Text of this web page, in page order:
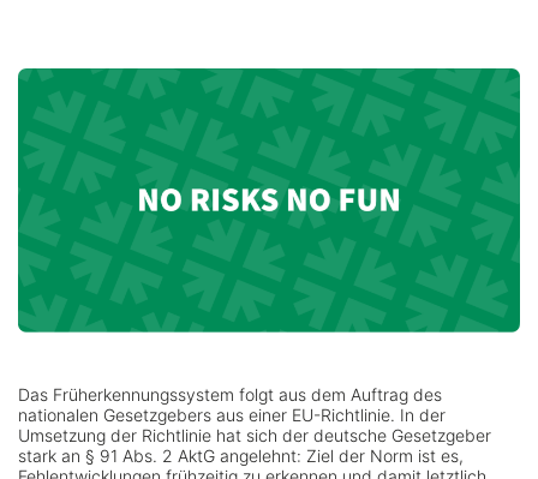
Das Früherkennungssystem folgt aus dem Auftrag des
nationalen Gesetzgebers aus einer EU-Richtlinie. In der
Umsetzung der Richtlinie hat sich der deutsche Gesetzgeber
stark an § 91 Abs. 2 AktG angelehnt: Ziel der Norm ist es,